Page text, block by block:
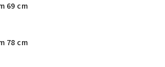
69 cm
78 cm